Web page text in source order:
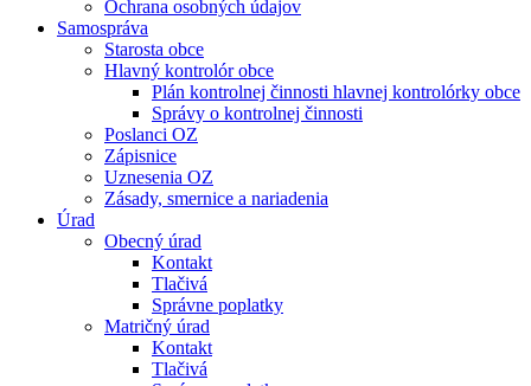
Ochrana osobných údajov
Samospráva
Starosta obce
Hlavný kontrolór obce
Plán kontrolnej činnosti hlavnej kontrolórky obce
Správy o kontrolnej činnosti
Poslanci OZ
Zápisnice
Uznesenia OZ
Zásady, smernice a nariadenia
Úrad
Obecný úrad
Kontakt
Tlačivá
Správne poplatky
Matričný úrad
Kontakt
Tlačivá